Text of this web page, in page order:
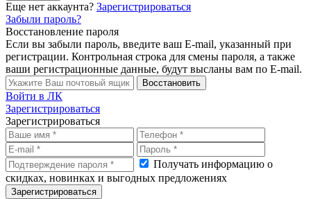
Еще нет аккаунта? Зарегистрироваться
Забыли пароль?
Восстановление пароля
Если вы забыли пароль, введите ваш E-mail, указанный при
регистрации. Контрольная строка для смены пароля, а также
ваши регистрационные данные, будут высланы вам по E-mail.
Восстановить
Войти в ЛК
Зарегистрироваться
Зарегистрироваться
Получать информацию о
скидках, новинках и выгодных предложениях
Зарегистрироваться